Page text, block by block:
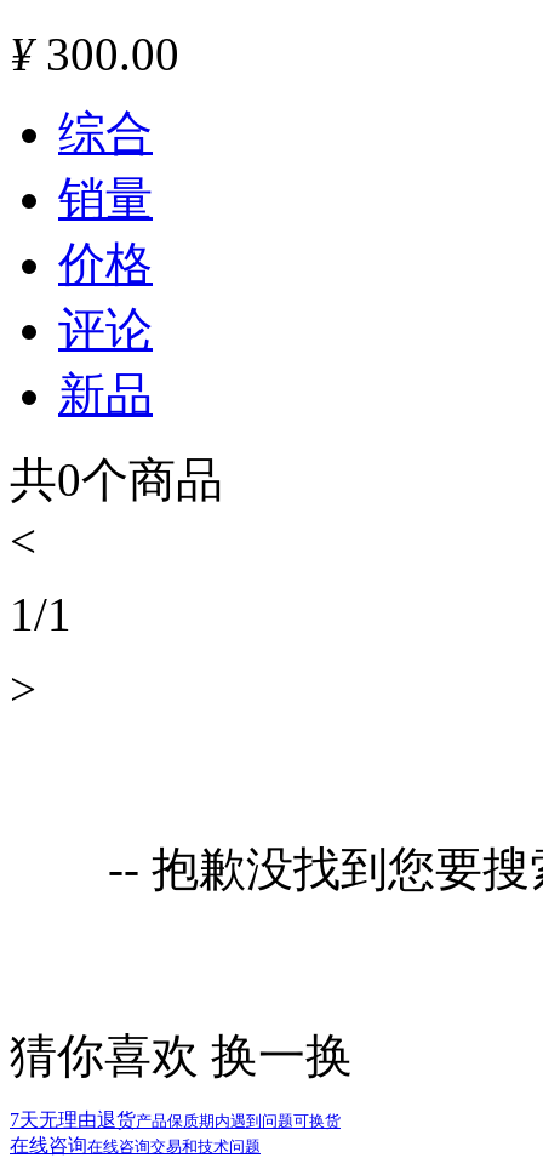
¥300.00
综合
销量
价格
评论
新品
共0个商品
<
1/1
>
-- 抱歉没找到您要
猜你喜欢 换一换
7天无理由退货产品保质期内遇到问题可换货
在线咨询在线咨询交易和技术问题